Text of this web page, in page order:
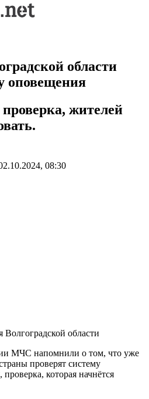
области
оповещения
жителей
08:30
области
МЧС напомнили о том, что уже
проверят систему
которая начнётся